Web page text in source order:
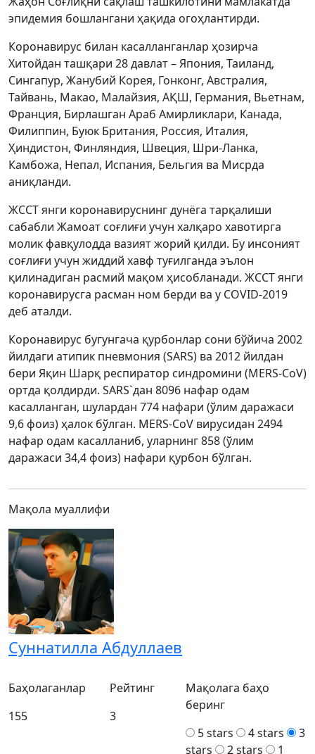
эпидемия бошлангани ҳақида огоҳлантирди.
Коронавирус билан касалланганлар ҳозирча
Хитойдан ташқари 28 давлат – Япония, Таиланд,
Сингапур, Жанубий Корея, Гонконг, Австралия,
Тайвань, Макао, Малайзия, АҚШ, Германия, Вьетнам,
Франция, Бирлашган Араб Амирликлари, Канада,
Филиппин, Буюк Британия, Россия, Италия,
Ҳиндистон, Финляндия, Швеция, Шри-Ланка,
Камбожа, Непал, Испания, Бельгия ва Мисрда
аниқланди.
ЖССТ янги коронавируснинг дунёга тарқалиши
сабабли Жамоат соғлиғи учун халқаро хавотирга
молик фавқулодда вазият жорий қилди. Бу инсоният
соғлиғи учун жиддий хавф туғилганда эълон
қилинадиган расмий мақом ҳисобланади. ЖССТ янги
коронавирусга расман ном берди ва у COVID-2019
деб аталди.
Коронавирус бугунгача қурбонлар сони бўйича 2002
йилдаги атипик пневмония (SARS) ва 2012 йилдан
бери Яқин Шарқ респиратор синдромини (MERS-CoV)
ортда қолдирди. SARS`дан 8096 нафар одам
касалланган, шулардан 774 нафари (ўлим даражаси
9,6 фоиз) ҳалок бўлган. MERS-CoV вирусидан 2494
нафар одам касалланиб, уларнинг 858 (ўлим
даражаси 34,4 фоиз) нафари қурбон бўлган.
Мақола муаллифи
Суннатилла Абдуллаев
Баҳолаганлар
155
Рейтинг
3
Мақолага баҳо
беринг
5 stars
4 stars
3
stars
2 stars
1